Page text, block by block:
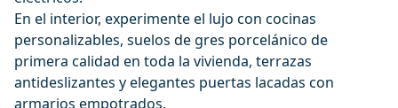
En el interior, experimente el lujo con cocinas
personalizables, suelos de gres porcelánico de
primera calidad en toda la vivienda, terrazas
antideslizantes y elegantes puertas lacadas con
armarios empotrados.